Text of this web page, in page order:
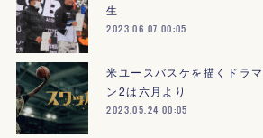
生
2023.06.07 00:05
米ユースバスケを描くドラ
ン2は六月より
2023.05.24 00:05